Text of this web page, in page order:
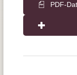
PDF-